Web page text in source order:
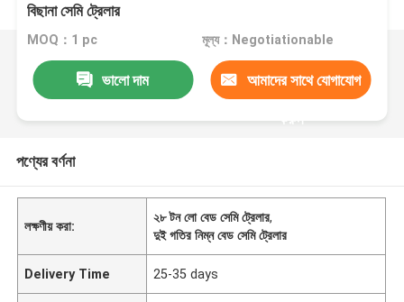
বিছানা সেমি ট্রেলার
MOQ：1 pc মূল্য：Negotiationable
ভালো দাম আমাদের সাথে যোগাযোগ
করুন
পণ্যের বর্ণনা
লক্ষণীয় করা:
২৮ টন লো বেড সেমি ট্রেলার,
দুই গতির নিম্ন বেড সেমি ট্রেলার
Delivery Time 25-35 days